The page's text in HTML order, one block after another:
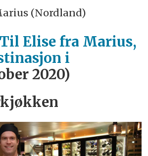
(Nordland)
Til Elise fra Marius,
i
2020)